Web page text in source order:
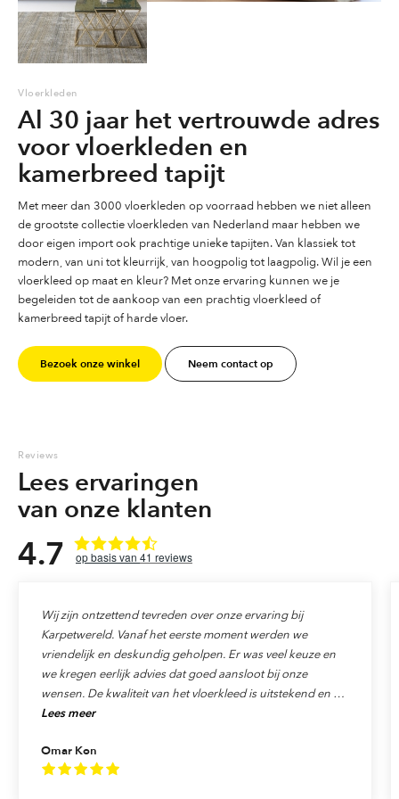
Vloerkleden
Al 30 jaar het vertrouwde adres
voor vloerkleden en
kamerbreed tapijt
Met meer dan 3000 vloerkleden op voorraad hebben we niet alleen
de grootste collectie vloerkleden van Nederland maar hebben we
door eigen import ook prachtige unieke tapijten. Van klassiek tot
modern, van uni tot kleurrijk, van hoogpolig tot laagpolig. Wil je een
vloerkleed op maat en kleur? Met onze ervaring kunnen we je
begeleiden tot de aankoop van een prachtig vloerkleed of
kamerbreed tapijt of harde vloer.
Bezoek onze winkel Neem contact op
Reviews
Lees ervaringen
van onze klanten
4.7 41 reviews
Omar Kon
Wij zijn ontzettend tevreden over onze ervaring bij
Karpetwereld. Vanaf het eerste moment werden we
vriendelijk en deskundig geholpen. Er was veel keuze en
we kregen eerlijk advies dat goed aansloot bij onze
wensen. De kwaliteit van het vloerkleed is uitstekend en de
levering verliep precies zoals afgesproken. Ook de service
echt als klant gewaardeerd. We raden Karpetwereld dan
ook van harte aan aan iedereen die op zoek is naar
Lees meer